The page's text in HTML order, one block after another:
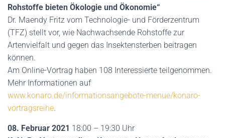
Rohstoffe bieten Ökologie und Ökonomie“
Dr. Maendy Fritz vom Technologie- und Förderzentrum
(TFZ) stellt vor, wie Nachwachsende Rohstoffe zur
Artenvielfalt und gegen das Insektensterben beitragen
können.
Am Online-Vortrag haben 108 Interessierte teilgenommen.
Mehr Informationen auf
www.konaro.de/informationsangebote-menue/konaro-
vortragsreihe.
08. Februar 2021 18:00 – 19:30 Uhr